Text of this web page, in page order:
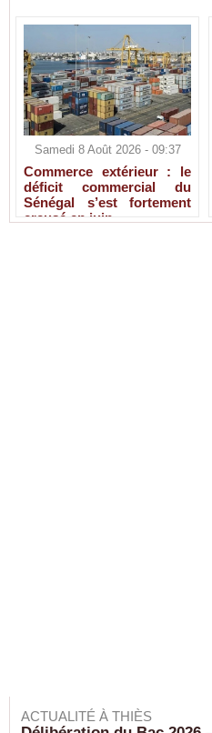
Samedi 8 Août 2026 - 09:37
Commerce extérieur : le
déficit commercial du
Sénégal s’est fortement
creusé en juin
ACTUALITÉ À THIÈS